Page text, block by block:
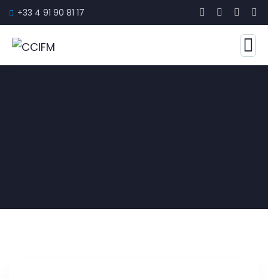
+33 4 91 90 81 17